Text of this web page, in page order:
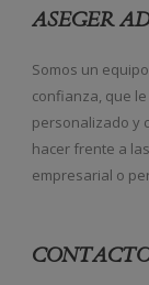
ASEGER
Somos un
confianza, que
personalizado y
hacer frente a
empresarial o